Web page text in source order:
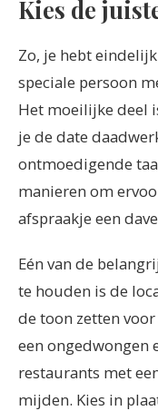
Kies de
Zo, je hebt
speciale persoon
Het moeilijke deel
je de date
ontmoedigende
manieren om
afspraakje een
Eén van de
te houden is de
de toon zetten
een ongedwongen
restaurants met
mijden. Kies in